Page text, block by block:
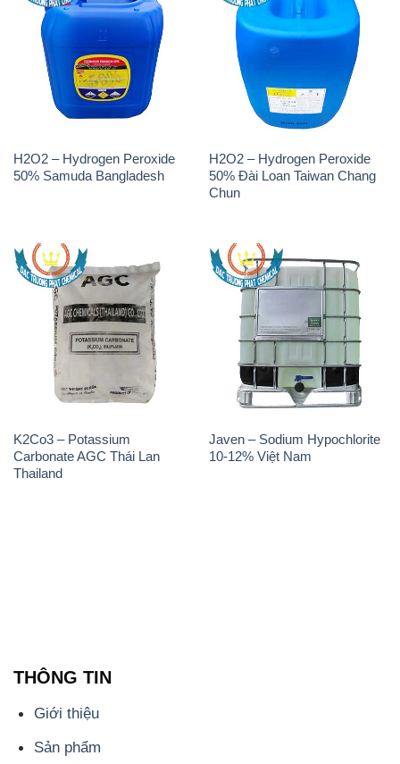
H2O2 – Hydrogen Peroxide
50% Samuda Bangladesh
H2O2 – Hydrogen Peroxide
50% Đài Loan Taiwan Chang
Chun
K2Co3 – Potassium
Carbonate AGC Thái Lan
Thailand
Javen – Sodium Hypochlorite
10-12% Việt Nam
THÔNG TIN
Giới thiệu
Sản phẩm